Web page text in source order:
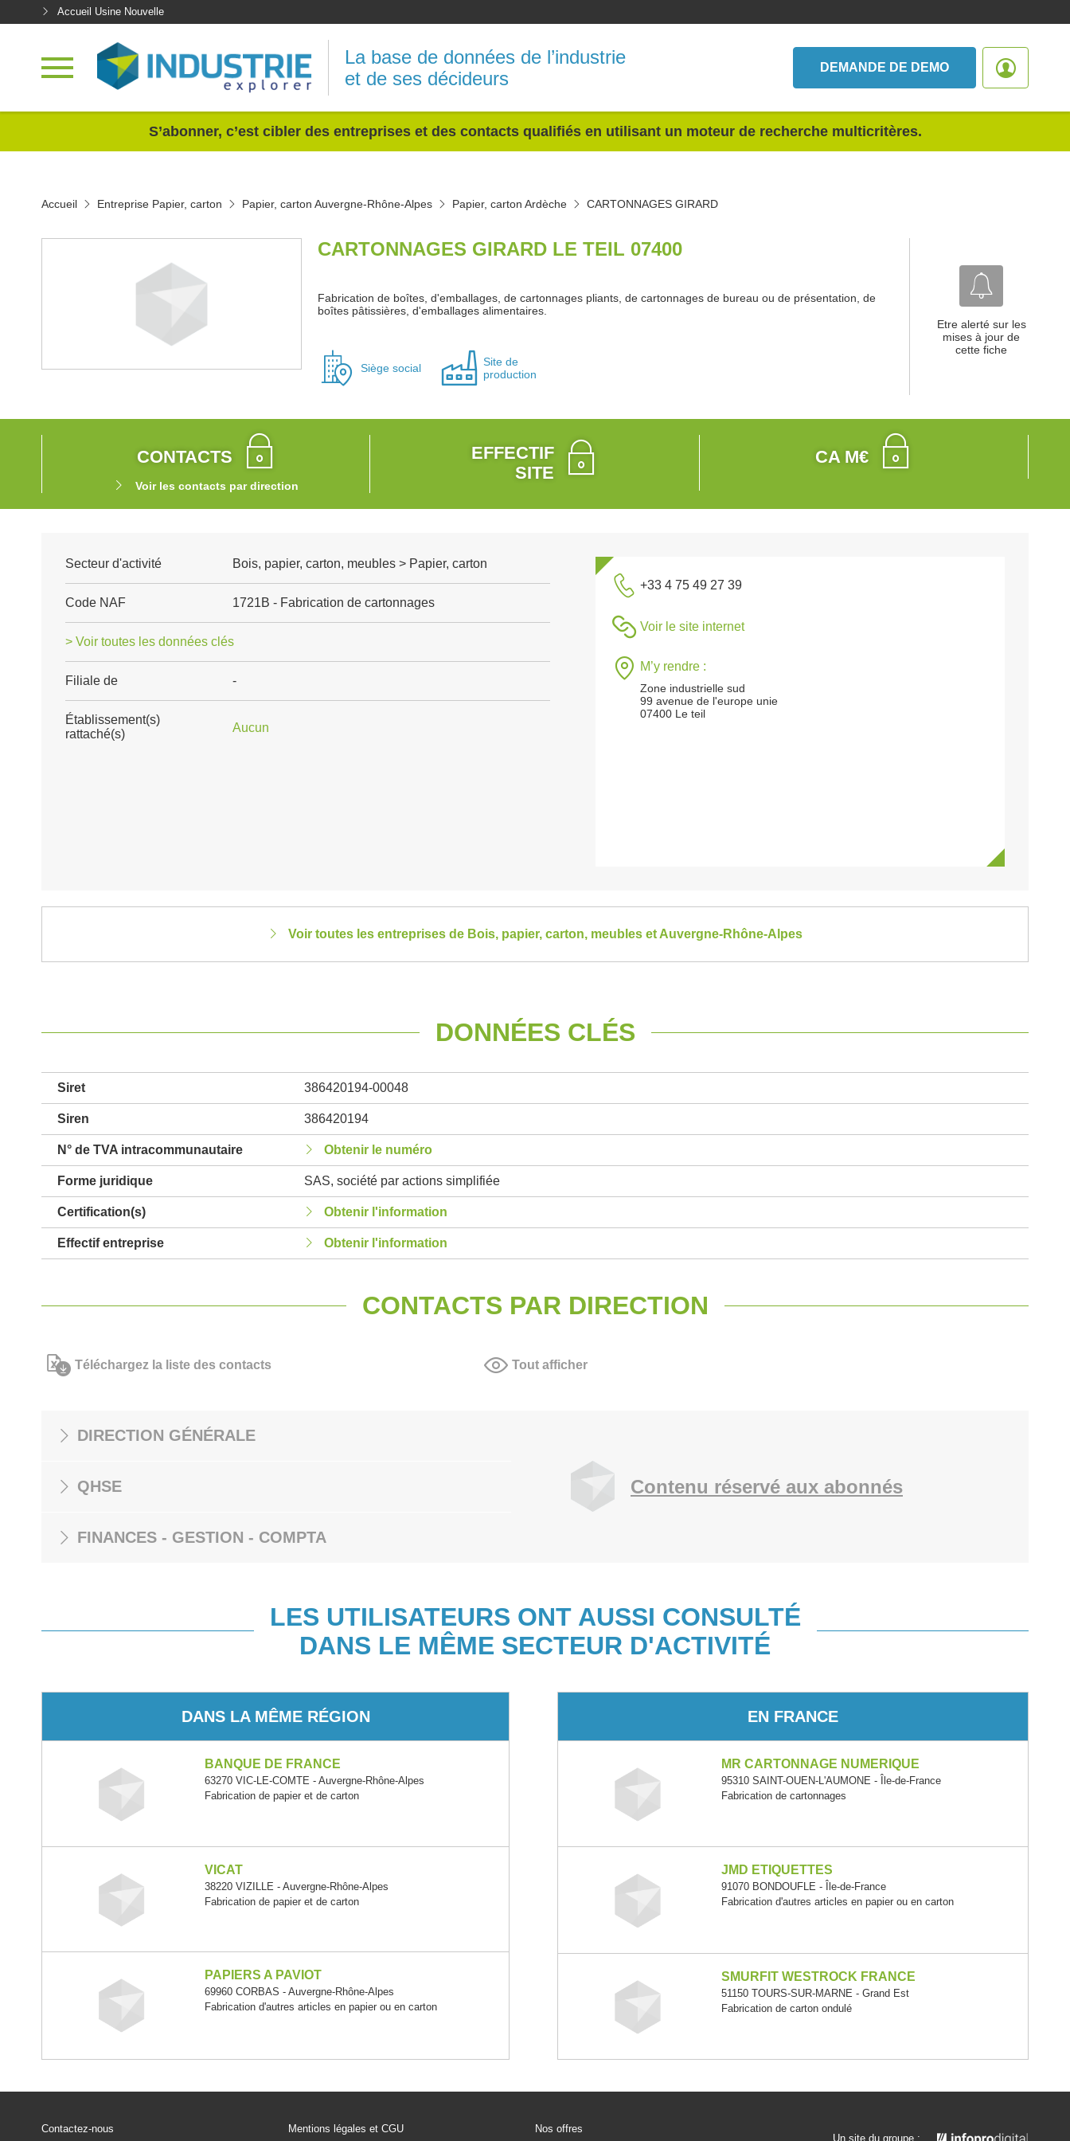
Accueil Usine Nouvelle
La base de données de l’industrie
et de ses décideurs
DEMANDE DE DEMO
S’abonner, c’est cibler des entreprises et des contacts qualifiés en utilisant un moteur de recherche multicritères.
Accueil Entreprise Papier, carton Papier, carton Auvergne-Rhône-Alpes Papier, carton Ardèche CARTONNAGES GIRARD
CARTONNAGES GIRARD LE TEIL 07400
Fabrication de boîtes, d'emballages, de cartonnages pliants, de cartonnages de bureau ou de présentation, de
boîtes pâtissières, d'emballages alimentaires.
Siège social
Site de
production
Etre alerté sur les
mises à jour de
cette fiche
CONTACTS
Voir les contacts par direction
EFFECTIF
SITE
CA M€
Secteur d'activité Bois, papier, carton, meubles > Papier, carton
Code NAF 1721B - Fabrication de cartonnages
> Voir toutes les données clés
Filiale de -
Établissement(s)
rattaché(s)
Aucun
+33 4 75 49 27 39
Voir le site internet
M’y rendre :
Zone industrielle sud
99 avenue de l'europe unie
07400 Le teil
Voir toutes les entreprises de Bois, papier, carton, meubles et Auvergne-Rhône-Alpes
DONNÉES CLÉS
Siret 386420194-00048
Siren 386420194
N° de TVA intracommunautaire Obtenir le numéro
Forme juridique SAS, société par actions simplifiée
Certification(s) Obtenir l'information
Effectif entreprise Obtenir l'information
CONTACTS PAR DIRECTION
Téléchargez la liste des contacts Tout afficher
DIRECTION GÉNÉRALE
QHSE
FINANCES - GESTION - COMPTA
Contenu réservé aux abonnés
LES UTILISATEURS ONT AUSSI CONSULTÉ
DANS LE MÊME SECTEUR D'ACTIVITÉ
DANS LA MÊME RÉGION
BANQUE DE FRANCE
63270 VIC-LE-COMTE - Auvergne-Rhône-Alpes
Fabrication de papier et de carton
VICAT
38220 VIZILLE - Auvergne-Rhône-Alpes
Fabrication de papier et de carton
PAPIERS A PAVIOT
69960 CORBAS - Auvergne-Rhône-Alpes
Fabrication d'autres articles en papier ou en carton
EN FRANCE
MR CARTONNAGE NUMERIQUE
95310 SAINT-OUEN-L'AUMONE - Île-de-France
Fabrication de cartonnages
JMD ETIQUETTES
91070 BONDOUFLE - Île-de-France
Fabrication d'autres articles en papier ou en carton
SMURFIT WESTROCK FRANCE
51150 TOURS-SUR-MARNE - Grand Est
Fabrication de carton ondulé
Contactez-nous Mentions légales et CGU Nos offres
Un site du groupe :